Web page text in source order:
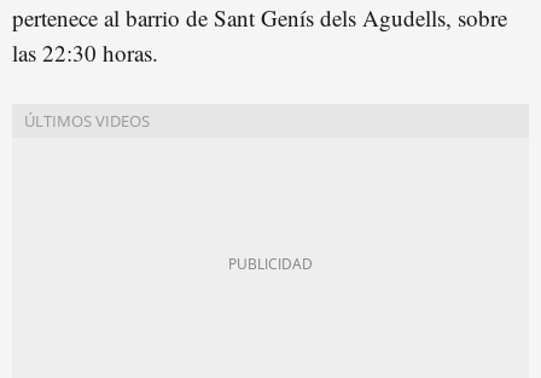
pertenece al barrio de Sant Genís dels Agudells, sobre
las 22:30 horas.